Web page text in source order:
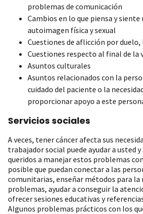
problemas de comunicación
Cambios en lo que piensa y siente
autoimagen física y sexual
Cuestiones de aflicción por
Cuestiones respecto al final de la
Asuntos culturales
Asuntos relacionados con la
cuidado del paciente o la
proporcionar apoyo a este
Servicios sociales
A veces, tener cáncer afecta sus
trabajador social puede ayudar a usted
queridos a manejar estos problemas
posible que puedan conectar a las
comunitarias, enseñar métodos para la
problemas, ayudar a conseguir la
ofrecer sesiones educativas y
Algunos problemas prácticos con los